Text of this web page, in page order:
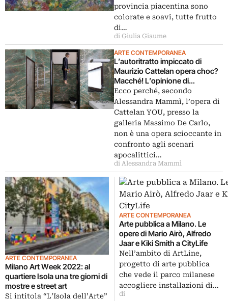
provincia piacentina sono
colorate e soavi, tutte frutto
di…
di Giulia Giaume
ARTE CONTEMPORANEA
L’autoritratto impiccato di
Maurizio Cattelan opera choc?
Macché! L’opinione di
Alessandra Mammì
Ecco perché, secondo
Alessandra Mammì, l’opera di
Cattelan YOU, presso la
galleria Massimo De Carlo,
non è una opera scioccante in
confronto agli scenari
apocalittici…
di Alessandra Mammì
ARTE CONTEMPORANEA
Milano Art Week 2022: al
quartiere Isola una tre giorni di
mostre e street art
Si intitola “L’Isola dell’Arte”
ARTE CONTEMPORANEA
Arte pubblica a Milano. Le
opere di Mario Airò, Alfredo
Jaar e Kiki Smith a CityLife
Nell’ambito di ArtLine,
progetto di arte pubblica
che vede il parco milanese
accogliere installazioni di…
di